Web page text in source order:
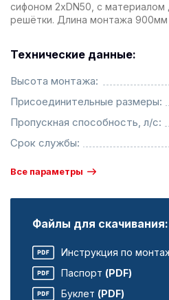
сифоном 2xDN50, с
решётки. Длина монтажа 900мм
Технические данные:
Высота монтажа:
Присоединительные размеры:
Пропускная способность, л/с:
Срок службы:
Все параметры
Файлы для скачивания:
Инструкция по
Паспорт (PDF)
Буклет (PDF)